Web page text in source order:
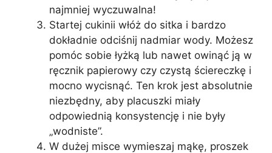
najmniej wyczuwalna!
Startej cukinii włóż do sitka i bardzo
dokładnie odciśnij nadmiar wody. Możesz
pomóc sobie łyżką lub nawet owinąć ją w
ręcznik papierowy czy czystą ściereczkę i
mocno wycisnąć. Ten krok jest absolutnie
niezbędny, aby placuszki miały
odpowiednią konsystencję i nie były
„wodniste”.
W dużej misce wymieszaj mąkę, proszek